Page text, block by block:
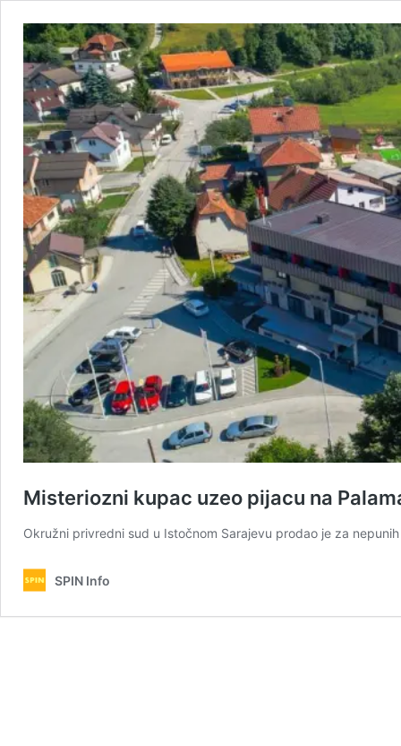
Misteriozni kupac uzeo pijacu na
Okružni privredni sud u Istočnom Sarajevu prodao je za
SPIN Info